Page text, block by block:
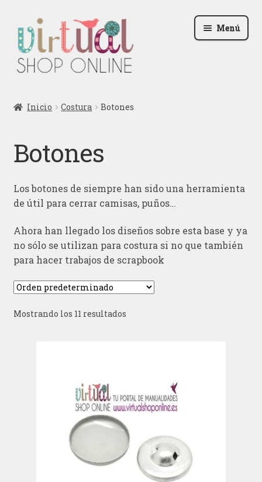
la
navegación
al
contenido
Menú
Contactar
Blog
Inicio Costura Botones
Botones
Los botones de siempre han sido una herramienta
de útil para cerrar camisas, puños…
Ahora han llegado los diseños sobre esta base y ya
no sólo se utilizan para costura si no que también
para hacer trabajos de scrapbook
Mostrando los 11 resultados